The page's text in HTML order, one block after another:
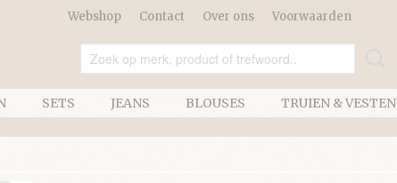
Webshop Contact Over ons Voorwaarden
SETS JEANS BLOUSES TRUIEN & VESTEN